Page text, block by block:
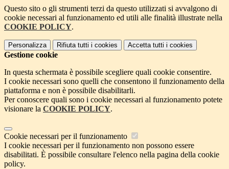
Questo sito o gli strumenti terzi da questo utilizzati si avvalgono di
cookie necessari al funzionamento ed utili alle finalità illustrate nella
COOKIE POLICY.
Personalizza Rifiuta tutti i cookies Accetta tutti i cookies
Gestione cookie
In questa schermata è possibile scegliere quali cookie consentire.
I cookie necessari sono quelli che consentono il funzionamento della
piattaforma e non è possibile disabilitarli.
Per conoscere quali sono i cookie necessari al funzionamento potete
visionare la COOKIE POLICY.
Cookie necessari per il funzionamento
I cookie necessari per il funzionamento non possono essere
disabilitati. È possibile consultare l'elenco nella pagina della cookie
policy.